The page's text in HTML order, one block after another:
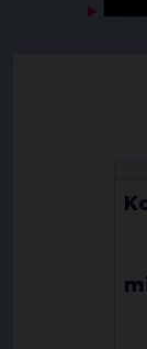
▶